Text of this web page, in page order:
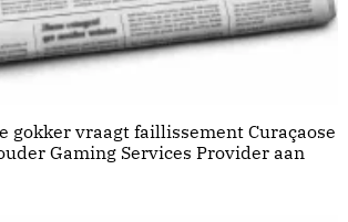
gokker vraagt faillissement Curaçaose
Gaming Services Provider aan